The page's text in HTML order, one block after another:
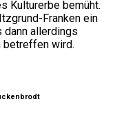
Kulturerbe bemüht.
Franken ein
allerdings
betreffen wird.